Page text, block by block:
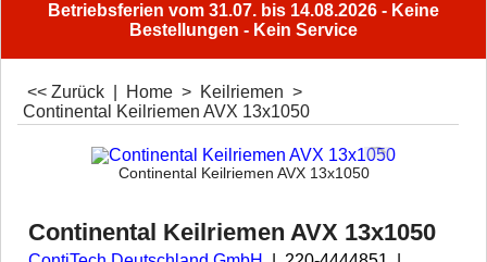
Betriebsferien vom 31.07. bis 14.08.2026 - Keine
Bestellungen - Kein Service
<< Zurück Home > Keilriemen >
Continental Keilriemen AVX 13x1050
Continental Keilriemen AVX 13x1050
Continental Keilriemen AVX 13x1050